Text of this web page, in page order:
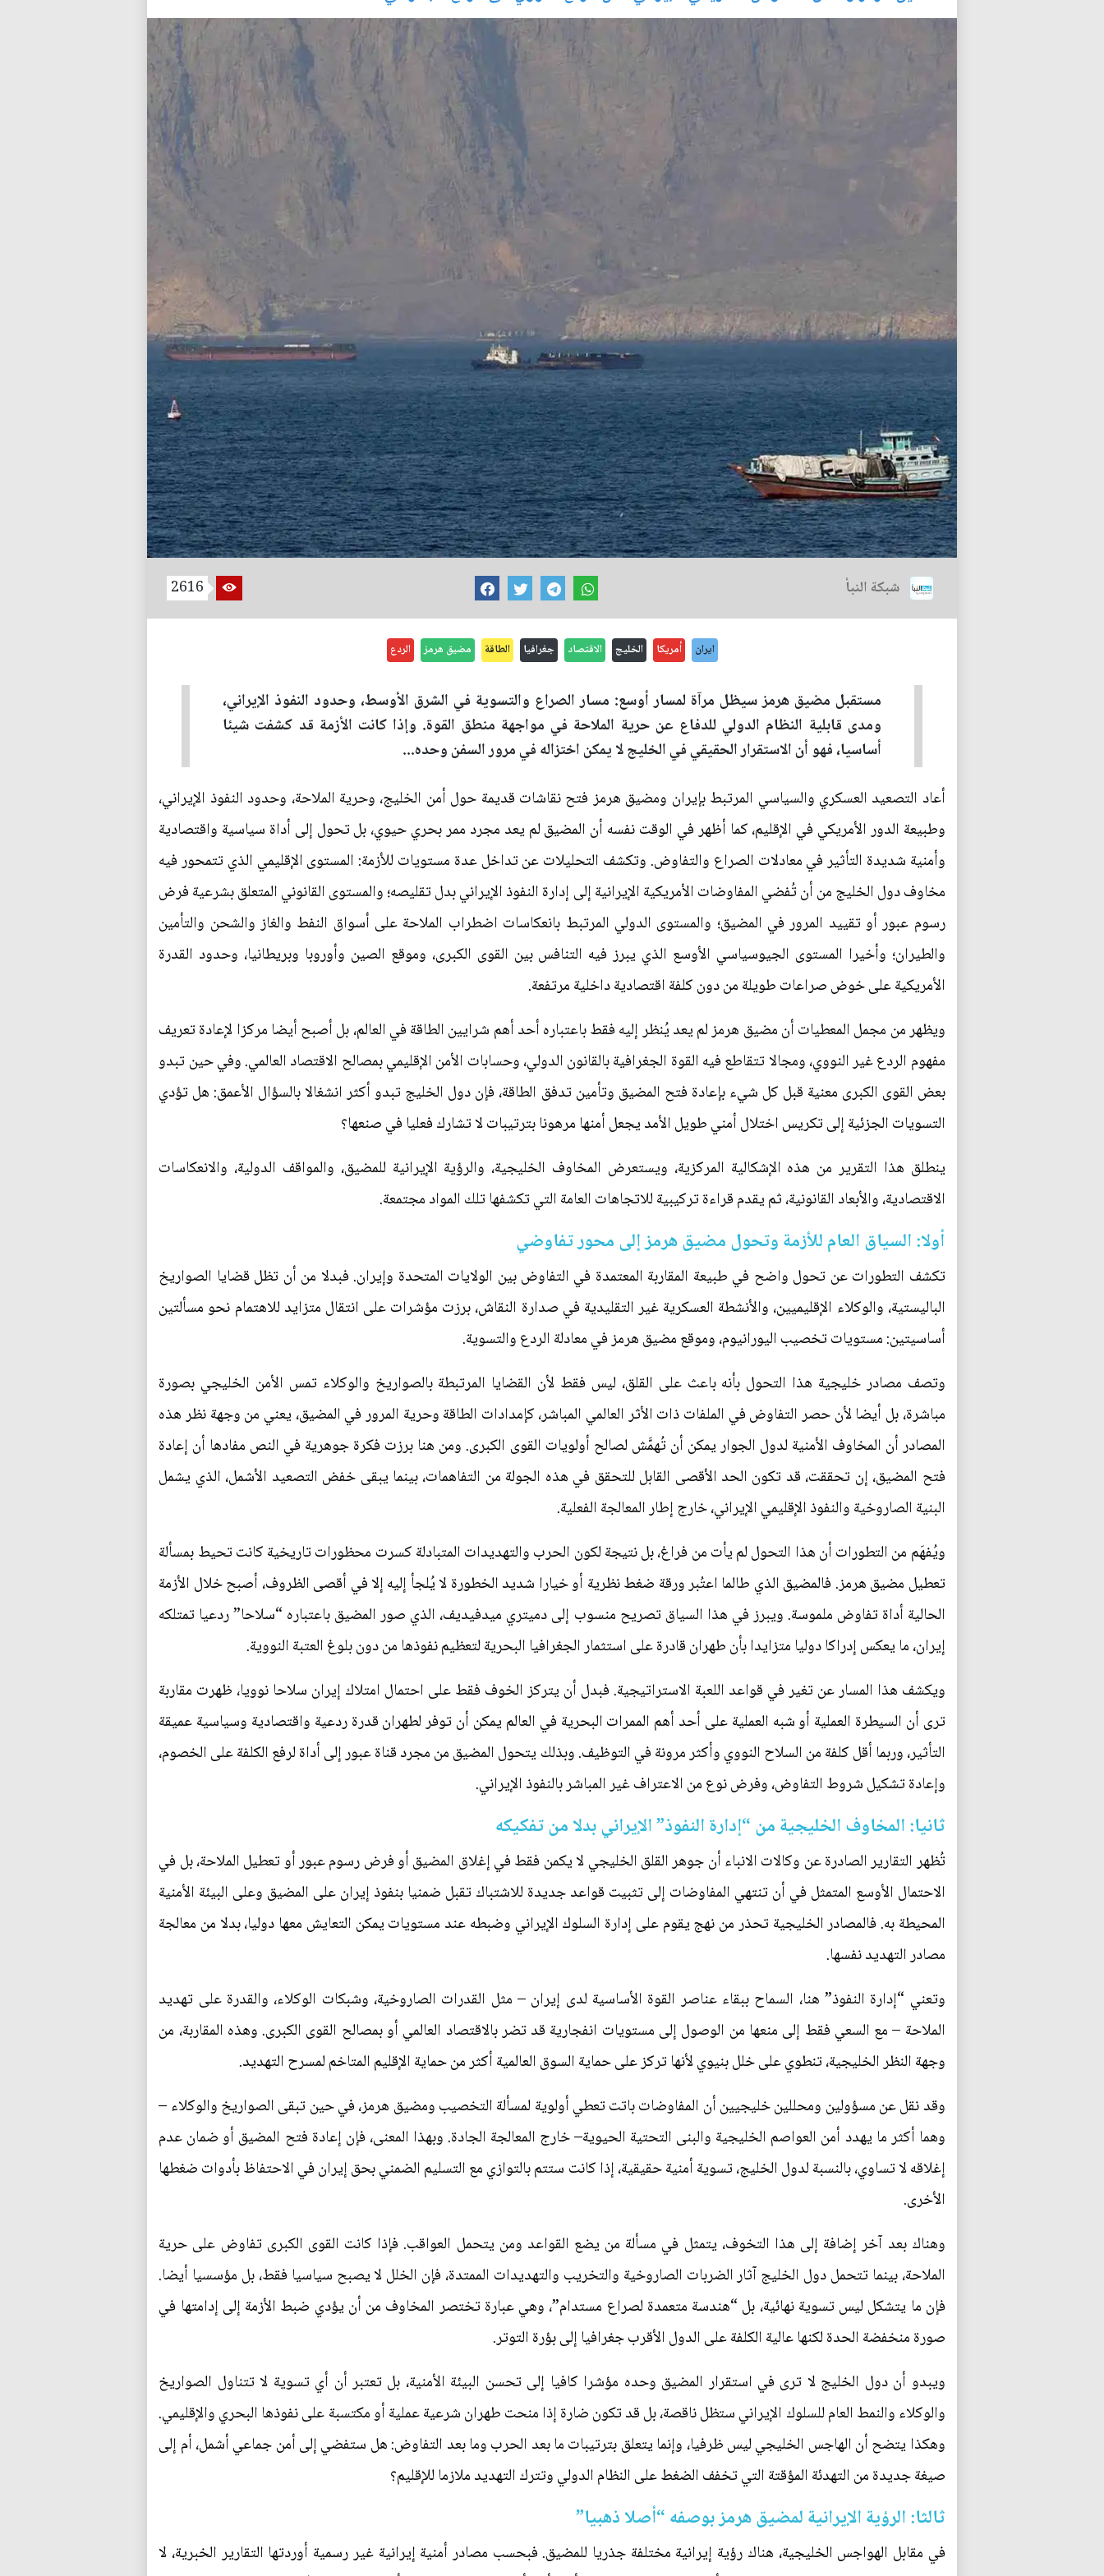
شبكة النبأ 2616
ايران أمريكا الخليج الاقتصاد جغرافيا الطاقة مضيق هرمز الردع
مستقبل مضيق هرمز سيظل مرآة لمسار أوسع: مسار الصراع والتسوية في الشرق الأوسط، وحدود النفوذ الإيراني،
ومدى قابلية النظام الدولي للدفاع عن حرية الملاحة في مواجهة منطق القوة. وإذا كانت الأزمة قد كشفت شيئا
أساسيا، فهو أن الاستقرار الحقيقي في الخليج لا يمكن اختزاله في مرور السفن وحده...
أعاد التصعيد العسكري والسياسي المرتبط بإيران ومضيق هرمز فتح نقاشات قديمة حول أمن الخليج، وحرية الملاحة، وحدود النفوذ الإيراني،
وطبيعة الدور الأمريكي في الإقليم، كما أظهر في الوقت نفسه أن المضيق لم يعد مجرد ممر بحري حيوي، بل تحول إلى أداة سياسية واقتصادية
وأمنية شديدة التأثير في معادلات الصراع والتفاوض. وتكشف التحليلات عن تداخل عدة مستويات للأزمة: المستوى الإقليمي الذي تتمحور فيه
مخاوف دول الخليج من أن تُفضي المفاوضات الأمريكية الإيرانية إلى إدارة النفوذ الإيراني بدل تقليصه؛ والمستوى القانوني المتعلق بشرعية فرض
رسوم عبور أو تقييد المرور في المضيق؛ والمستوى الدولي المرتبط بانعكاسات اضطراب الملاحة على أسواق النفط والغاز والشحن والتأمين
والطيران؛ وأخيرا المستوى الجيوسياسي الأوسع الذي يبرز فيه التنافس بين القوى الكبرى، وموقع الصين وأوروبا وبريطانيا، وحدود القدرة
الأمريكية على خوض صراعات طويلة من دون كلفة اقتصادية داخلية مرتفعة.
ويظهر من مجمل المعطيات أن مضيق هرمز لم يعد يُنظر إليه فقط باعتباره أحد أهم شرايين الطاقة في العالم، بل أصبح أيضا مركزا لإعادة تعريف
مفهوم الردع غير النووي، ومجالا تتقاطع فيه القوة الجغرافية بالقانون الدولي، وحسابات الأمن الإقليمي بمصالح الاقتصاد العالمي. وفي حين تبدو
بعض القوى الكبرى معنية قبل كل شيء بإعادة فتح المضيق وتأمين تدفق الطاقة، فإن دول الخليج تبدو أكثر انشغالا بالسؤال الأعمق: هل تؤدي
التسويات الجزئية إلى تكريس اختلال أمني طويل الأمد يجعل أمنها مرهونا بترتيبات لا تشارك فعليا في صنعها؟
ينطلق هذا التقرير من هذه الإشكالية المركزية، ويستعرض المخاوف الخليجية، والرؤية الإيرانية للمضيق، والمواقف الدولية، والانعكاسات
الاقتصادية، والأبعاد القانونية، ثم يقدم قراءة تركيبية للاتجاهات العامة التي تكشفها تلك المواد مجتمعة.
أولا: السياق العام للأزمة وتحول مضيق هرمز إلى محور تفاوضي
تكشف التطورات عن تحول واضح في طبيعة المقاربة المعتمدة في التفاوض بين الولايات المتحدة وإيران. فبدلا من أن تظل قضايا الصواريخ
الباليستية، والوكلاء الإقليميين، والأنشطة العسكرية غير التقليدية في صدارة النقاش، برزت مؤشرات على انتقال متزايد للاهتمام نحو مسألتين
أساسيتين: مستويات تخصيب اليورانيوم، وموقع مضيق هرمز في معادلة الردع والتسوية.
وتصف مصادر خليجية هذا التحول بأنه باعث على القلق، ليس فقط لأن القضايا المرتبطة بالصواريخ والوكلاء تمس الأمن الخليجي بصورة
مباشرة، بل أيضا لأن حصر التفاوض في الملفات ذات الأثر العالمي المباشر، كإمدادات الطاقة وحرية المرور في المضيق، يعني من وجهة نظر هذه
المصادر أن المخاوف الأمنية لدول الجوار يمكن أن تُهمَّش لصالح أولويات القوى الكبرى. ومن هنا برزت فكرة جوهرية في النص مفادها أن إعادة
فتح المضيق، إن تحققت، قد تكون الحد الأقصى القابل للتحقق في هذه الجولة من التفاهمات، بينما يبقى خفض التصعيد الأشمل، الذي يشمل
البنية الصاروخية والنفوذ الإقليمي الإيراني، خارج إطار المعالجة الفعلية.
ويُفهَم من التطورات أن هذا التحول لم يأت من فراغ، بل نتيجة لكون الحرب والتهديدات المتبادلة كسرت محظورات تاريخية كانت تحيط بمسألة
تعطيل مضيق هرمز. فالمضيق الذي طالما اعتُبر ورقة ضغط نظرية أو خيارا شديد الخطورة لا يُلجأ إليه إلا في أقصى الظروف، أصبح خلال الأزمة
الحالية أداة تفاوض ملموسة. ويبرز في هذا السياق تصريح منسوب إلى دميتري ميدفيديف، الذي صور المضيق باعتباره “سلاحا” ردعيا تمتلكه
إيران، ما يعكس إدراكا دوليا متزايدا بأن طهران قادرة على استثمار الجغرافيا البحرية لتعظيم نفوذها من دون بلوغ العتبة النووية.
ويكشف هذا المسار عن تغير في قواعد اللعبة الاستراتيجية. فبدل أن يتركز الخوف فقط على احتمال امتلاك إيران سلاحا نوويا، ظهرت مقاربة
ترى أن السيطرة العملية أو شبه العملية على أحد أهم الممرات البحرية في العالم يمكن أن توفر لطهران قدرة ردعية واقتصادية وسياسية عميقة
التأثير، وربما أقل كلفة من السلاح النووي وأكثر مرونة في التوظيف. وبذلك يتحول المضيق من مجرد قناة عبور إلى أداة لرفع الكلفة على الخصوم،
وإعادة تشكيل شروط التفاوض، وفرض نوع من الاعتراف غير المباشر بالنفوذ الإيراني.
ثانيا: المخاوف الخليجية من “إدارة النفوذ” الإيراني بدلا من تفكيكه
تُظهر التقارير الصادرة عن وكالات الانباء أن جوهر القلق الخليجي لا يكمن فقط في إغلاق المضيق أو فرض رسوم عبور أو تعطيل الملاحة، بل في
الاحتمال الأوسع المتمثل في أن تنتهي المفاوضات إلى تثبيت قواعد جديدة للاشتباك تقبل ضمنيا بنفوذ إيران على المضيق وعلى البيئة الأمنية
المحيطة به. فالمصادر الخليجية تحذر من نهج يقوم على إدارة السلوك الإيراني وضبطه عند مستويات يمكن التعايش معها دوليا، بدلا من معالجة
مصادر التهديد نفسها.
وتعني “إدارة النفوذ” هنا، السماح ببقاء عناصر القوة الأساسية لدى إيران – مثل القدرات الصاروخية، وشبكات الوكلاء، والقدرة على تهديد
الملاحة – مع السعي فقط إلى منعها من الوصول إلى مستويات انفجارية قد تضر بالاقتصاد العالمي أو بمصالح القوى الكبرى. وهذه المقاربة، من
وجهة النظر الخليجية، تنطوي على خلل بنيوي لأنها تركز على حماية السوق العالمية أكثر من حماية الإقليم المتاخم لمسرح التهديد.
وقد نقل عن مسؤولين ومحللين خليجيين أن المفاوضات باتت تعطي أولوية لمسألة التخصيب ومضيق هرمز، في حين تبقى الصواريخ والوكلاء –
وهما أكثر ما يهدد أمن العواصم الخليجية والبنى التحتية الحيوية– خارج المعالجة الجادة. وبهذا المعنى، فإن إعادة فتح المضيق أو ضمان عدم
إغلاقه لا تساوي، بالنسبة لدول الخليج، تسوية أمنية حقيقية، إذا كانت ستتم بالتوازي مع التسليم الضمني بحق إيران في الاحتفاظ بأدوات ضغطها
الأخرى.
وهناك بعد آخر إضافة إلى هذا التخوف، يتمثل في مسألة من يضع القواعد ومن يتحمل العواقب. فإذا كانت القوى الكبرى تفاوض على حرية
الملاحة، بينما تتحمل دول الخليج آثار الضربات الصاروخية والتخريب والتهديدات الممتدة، فإن الخلل لا يصبح سياسيا فقط، بل مؤسسيا أيضا.
فإن ما يتشكل ليس تسوية نهائية، بل “هندسة متعمدة لصراع مستدام”، وهي عبارة تختصر المخاوف من أن يؤدي ضبط الأزمة إلى إدامتها في
صورة منخفضة الحدة لكنها عالية الكلفة على الدول الأقرب جغرافيا إلى بؤرة التوتر.
ويبدو أن دول الخليج لا ترى في استقرار المضيق وحده مؤشرا كافيا إلى تحسن البيئة الأمنية، بل تعتبر أن أي تسوية لا تتناول الصواريخ
والوكلاء والنمط العام للسلوك الإيراني ستظل ناقصة، بل قد تكون ضارة إذا منحت طهران شرعية عملية أو مكتسبة على نفوذها البحري والإقليمي.
وهكذا يتضح أن الهاجس الخليجي ليس ظرفيا، وإنما يتعلق بترتيبات ما بعد الحرب وما بعد التفاوض: هل ستفضي إلى أمن جماعي أشمل، أم إلى
صيغة جديدة من التهدئة المؤقتة التي تخفف الضغط على النظام الدولي وتترك التهديد ملازما للإقليم؟
ثالثا: الرؤية الإيرانية لمضيق هرمز بوصفه “أصلا ذهبيا”
في مقابل الهواجس الخليجية، هناك رؤية إيرانية مختلفة جذريا للمضيق. فبحسب مصادر أمنية إيرانية غير رسمية أوردتها التقارير الخبرية، لا